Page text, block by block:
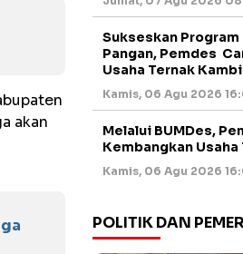
akan
Sukseskan
Pangan, Pemdes
Usaha Ternak
Kamis, 06 Agu 2026
Melalui BUMDes,
Kembangkan
Kamis, 06 Agu 2026
POLITIK DAN